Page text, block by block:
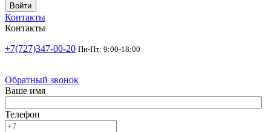
Войти
Контакты
Контакты
+7(727)347-00-20 Пн-Пт: 9:00-18:00
Обратный звонок
Ваше имя
Телефон